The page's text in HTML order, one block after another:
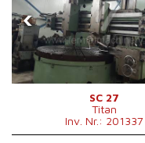
‹
SC 27
Titan
Inv. Nr.: 201337